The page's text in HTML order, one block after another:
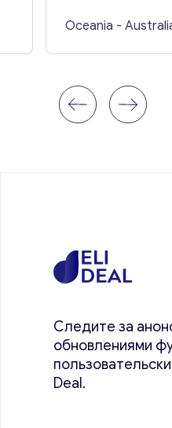
Oceania -
Следите за
обновлениями
Deal.